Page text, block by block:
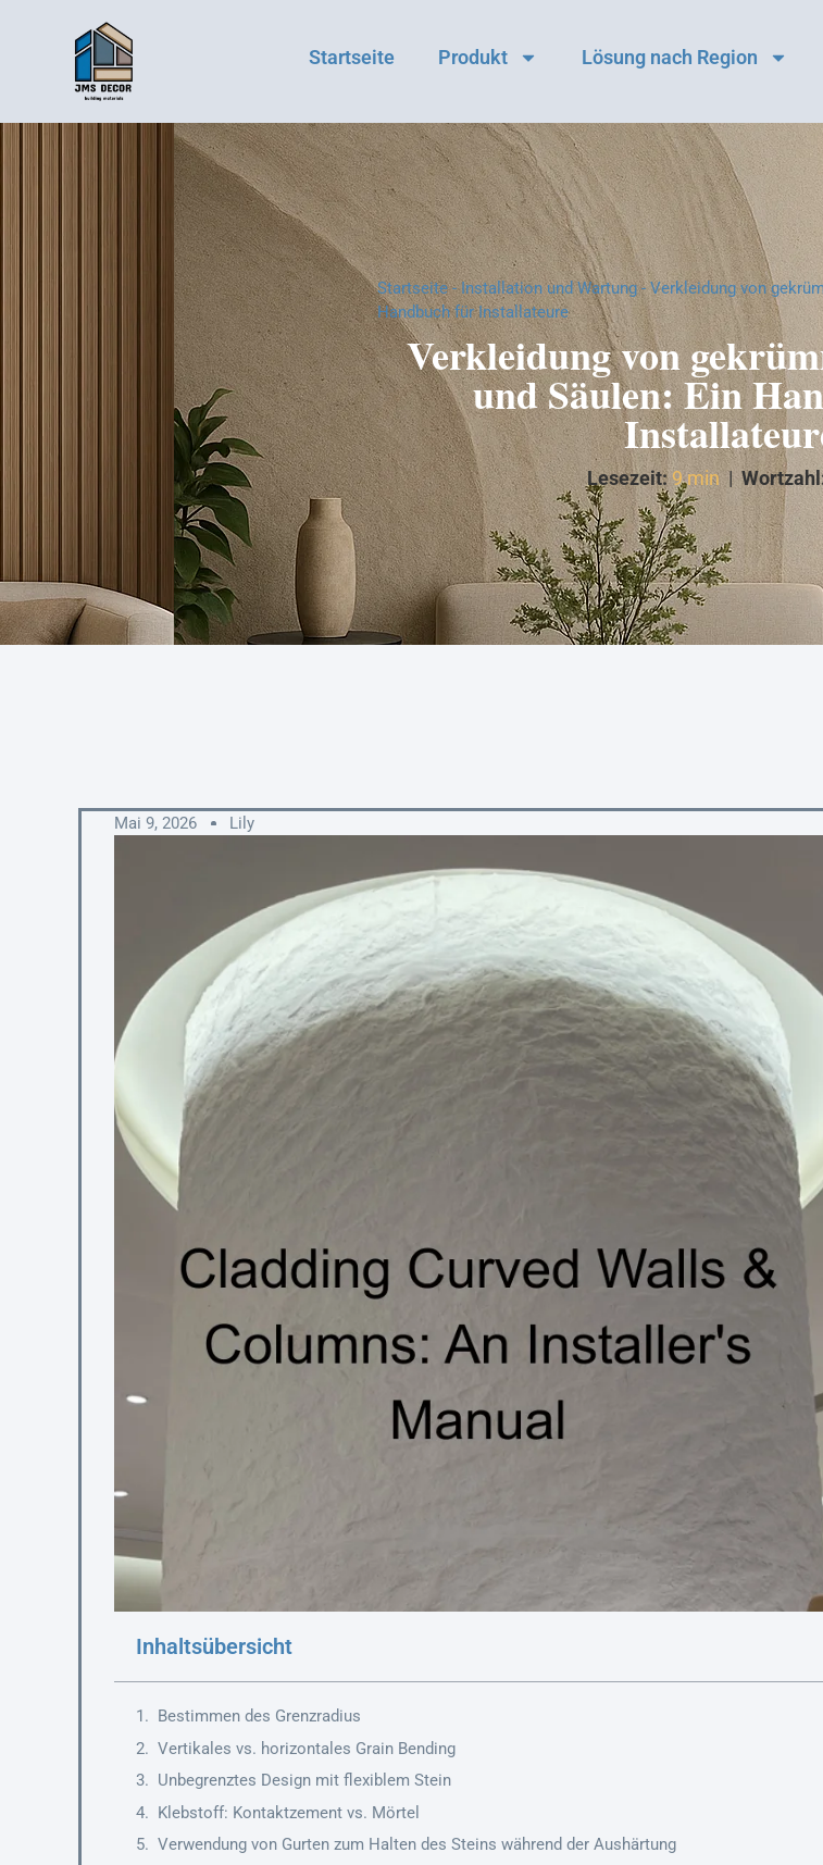
Startseite Produkt Lösung nach Region
Startseite-Installation und Wartung-Verkleidung von
Handbuch für Installateure
Verkleidung von
und Säulen: Ein
Lesezeit: 9 min|
Mai 9, 2026 Lily
Inhaltsübersicht
Bestimmen des Grenzradius
Vertikales vs. horizontales Grain Bending
Unbegrenztes Design mit flexiblem Stein
Klebstoff: Kontaktzement vs. Mörtel
Verwendung von Gurten zum Halten des Steins während der Aushärtung